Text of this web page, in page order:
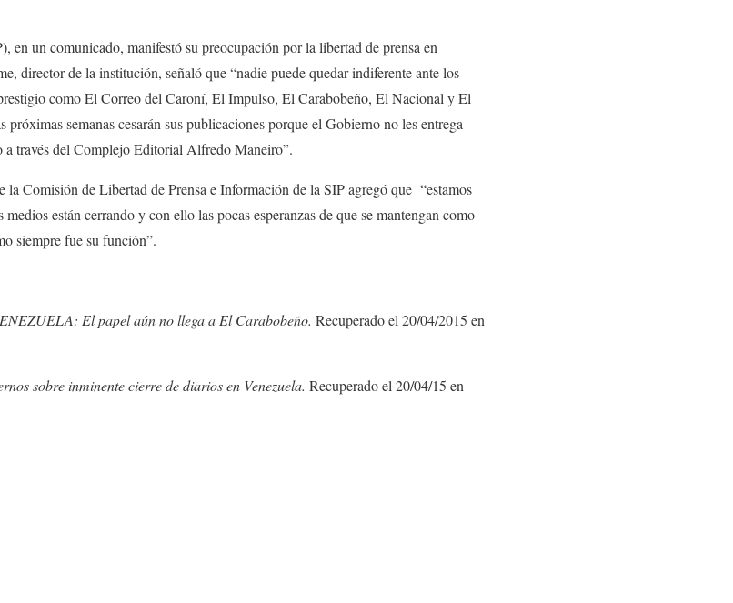
en un comunicado, manifestó su preocupación por la libertad de prensa en
director de la institución, señaló que “nadie puede quedar indiferente ante los
como El Correo del Caroní, El Impulso, El Carabobeño, El Nacional y El
semanas cesarán sus publicaciones porque el Gobierno no les entrega
a través del Complejo Editorial Alfredo Maneiro”.
Comisión de Libertad de Prensa e Información de la SIP agregó que “estamos
están cerrando y con ello las pocas esperanzas de que se mantengan como
siempre fue su función”.
El papel aún no llega a El Carabobeño. Recuperado el 20/04/2015 en
sobre inminente cierre de diarios en Venezuela. Recuperado el 20/04/15 en